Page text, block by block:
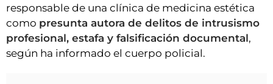
INICIAR SESIÓN
responsable de una clínica de medicina estética
como presunta autora de delitos de intrusismo
profesional, estafa y falsificación documental,
según ha informado el cuerpo policial.